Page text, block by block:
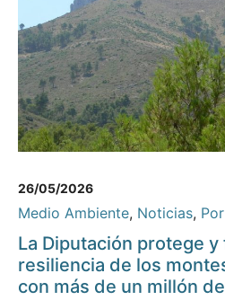
26/05/2026
Medio Ambiente, Noticias,
La Diputación protege y
resiliencia de los
con más de un millón